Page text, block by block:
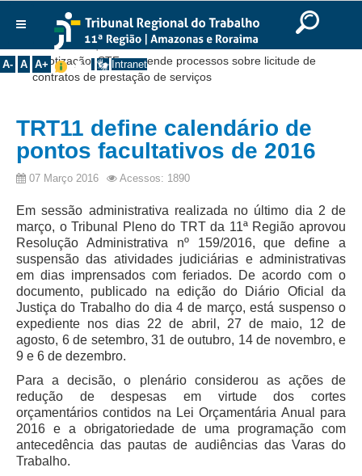
Ir para o rodapé
English
Português Español
A- A A+ Intranet
Institucional
Corregedoria
Composição
Seções Especializadas
Turmas
Varas do Trabalho
Juízes Manaus
Juízes Roraima
Juízes Interior
Diretores
Comitês
Comitê Gestor Regional do PJe
Você está aqui:Início >> Notícias >>
Pejotização: STF suspende processos sobre licitude de
contratos de prestação de serviços
TRT11 define calendário de
pontos facultativos de 2016
07 Março 2016 Acessos: 1890
Em sessão administrativa realizada no último dia 2 de
março, o Tribunal Pleno do TRT da 11ª Região aprovou
Resolução Administrativa nº 159/2016, que define a
suspensão das atividades judiciárias e administrativas
em dias imprensados com feriados. De acordo com o
documento, publicado na edição do Diário Oficial da
Justiça do Trabalho do dia 4 de março, está suspenso o
expediente nos dias 22 de abril, 27 de maio, 12 de
agosto, 6 de setembro, 31 de outubro, 14 de novembro, e
9 e 6 de dezembro.
Para a decisão, o plenário considerou as ações de
redução de despesas em virtude dos cortes
orçamentários contidos na Lei Orçamentária Anual para
2016 e a obrigatoriedade de uma programação com
antecedência das pautas de audiências das Varas do
Trabalho.